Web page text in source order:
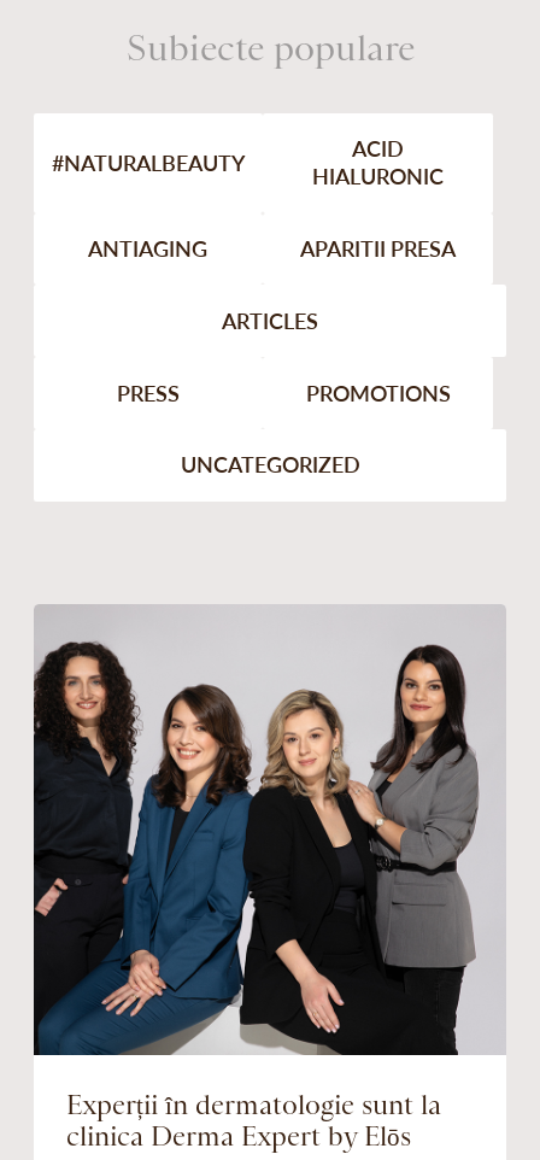
Subiecte populare
#NATURALBEAUTY
ACID
HIALURONIC
ANTIAGING APARITII PRESA
ARTICLES
PRESS PROMOTIONS
UNCATEGORIZED
Experții în dermatologie sunt la
clinica Derma Expert by Elōs